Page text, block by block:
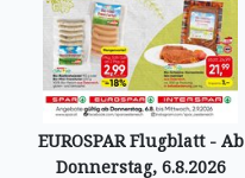
EUROSPAR Flugblatt - Ab
Donnerstag, 6.8.2026